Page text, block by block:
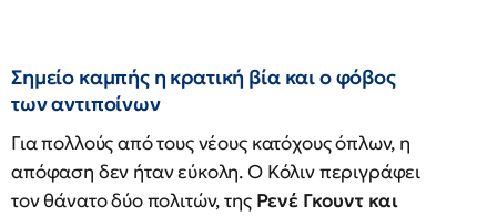
Σημείο καμπής η κρατική βία και ο φόβος
των αντιποίνων
Για πολλούς από τους νέους κατόχους όπλων, η
απόφαση δεν ήταν εύκολη. Ο Κόλιν περιγράφει
τον θάνατο δύο πολιτών, της Ρενέ Γκουντ και